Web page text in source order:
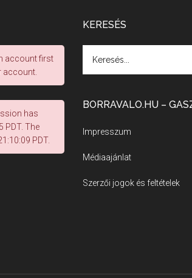
account first
account.
has
PDT. The
PDT.
KERESÉS
BORRAVALO.HU –
Impresszum
Médiaajánlat
Szerzői jogok és feltételek